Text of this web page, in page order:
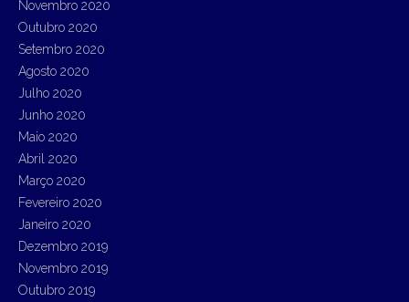
Novembro 2020
Outubro 2020
Setembro 2020
Agosto 2020
Julho 2020
Junho 2020
Maio 2020
Abril 2020
Março 2020
Fevereiro 2020
Janeiro 2020
Dezembro 2019
Novembro 2019
Outubro 2019